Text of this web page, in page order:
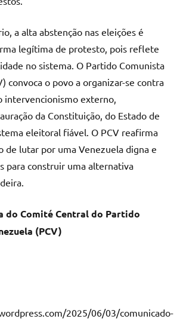
a alta abstenção nas eleições é
legítima de protesto, pois reflete
no sistema. O Partido Comunista
convoca o povo a organizar-se contra
intervencionismo externo,
da Constituição, do Estado de
eleitoral fiável. O PCV reafirma
de lutar por uma Venezuela digna e
para construir uma alternativa
do Comité Central do Partido
(PCV)
2025/06/03/comunicado-